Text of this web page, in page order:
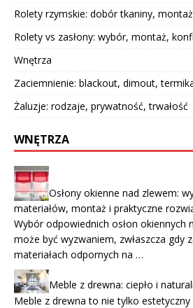
Rolety rzymskie: dobór tkaniny,
Rolety vs zasłony: wybór, montaż,
Wnętrza
Zaciemnienie: blackout, dimout,
Żaluzje: rodzaje, prywatność, trwałość
WNĘTRZA
Osłony okienne nad zlewem:
materiałów, montaż i praktyczne
Wybór odpowiednich osłon okiennych
może być wyzwaniem, zwłaszcza gdy
materiałach odpornych na …
Meble z drewna: ciepło i
Meble z drewna to nie tylko